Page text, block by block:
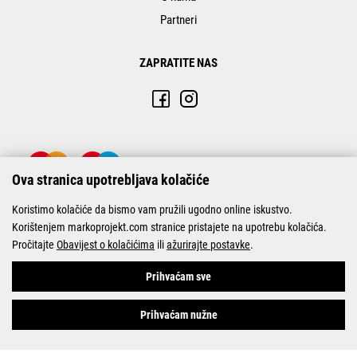
Partneri
ZAPRATITE NAS
© Marko-Projekt 2026
Ova stranica upotrebljava kolačiće
Koristimo kolačiće da bismo vam pružili ugodno online iskustvo.
Korištenjem markoprojekt.com stranice pristajete na upotrebu kolačića.
Pročitajte Obavijest o kolačićima iliažurirajte postavke.
Prihvaćam sve
Prihvaćam nužne